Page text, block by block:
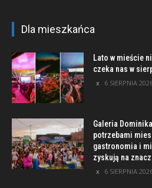
Dla mieszkańca
Lato w mieście
czeka nas w
6 SIERPNIA
Galeria
potrzebami
gastronomia i
zyskują na
6 SIERPNIA